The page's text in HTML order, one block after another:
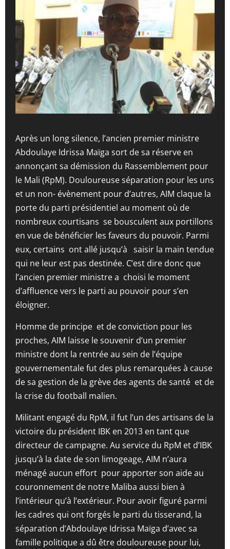
Après un long silence, l’ancien premier ministre
Abdoulaye Idrissa Maïga sort de sa réserve en
annonçant sa démission du Rassemblement pour
le Mali (RpM). Douloureuse séparation pour les uns
et un non- évènement pour d’autres, AIM claque la
porte du parti présidentiel au moment où de
nombreux courtisans se bousculent aux portillons
en vue de bénéficier les faveurs du pouvoir. Parmi
eux, certains ont allé jusqu’à saisir la main tendue
qui ne leur est pas destinée. C’est dire donc que
l’ancien premier ministre a choisi le moment
d’affluence vers le parti au pouvoir pour s’en
éloigner.
Homme de principe et de conviction pour les
proches, AIM laisse le souvenir d’un premier
ministre dont la rentrée au sein de l’équipe
gouvernementale fut des plus remarquées à cause
de sa gestion de la grève des agents de santé et de
la crise du football malien.
Militant engagé du RpM, il fut l’un des artisans de la
victoire du président IBK en 2013 en tant que
directeur de campagne. Au service du RpM et d’IBK
jusqu’à la date de son limogeage, AIM n’aura
ménagé aucun effort pour apporter son aide au
couronnement de notre Maliba aussi bien à
l’intérieur qu’à l’extérieur. Pour avoir figuré parmi
les cadres qui ont forgés le parti du tisserand, la
séparation d’Abdoulaye Idrissa Maïga d’avec sa
famille politique a dû être douloureuse pour lui,